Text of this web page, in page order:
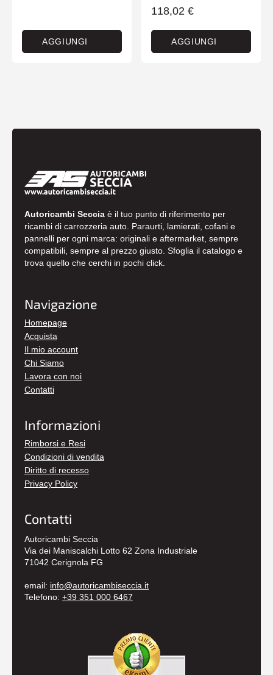
AGGIUNGI
118,02 €
AGGIUNGI
Autoricambi Seccia è il tuo punto di riferimento per
ricambi di carrozzeria auto. Paraurti, lamierati, cofani e
pannelli per ogni marca: originali e aftermarket, sempre
compatibili, sempre al prezzo giusto. Sfoglia il catalogo e
trova quello che cerchi in pochi click.
Navigazione
Homepage
Acquista
Il mio account
Chi Siamo
Lavora con noi
Contatti
Informazioni
Rimborsi e Resi
Condizioni di vendita
Diritto di recesso
Privacy Policy
Contatti
Autoricambi Seccia
Via dei Maniscalchi Lotto 62 Zona Industriale
71042 Cerignola FG
email: info@autoricambiseccia.it
Telefono: +39 351 000 6467